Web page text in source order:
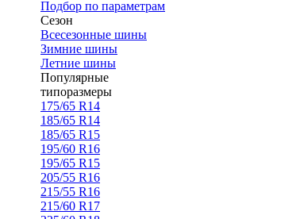
Подбор по параметрам
Сезон
Всесезонные шины
Зимние шины
Летние шины
Популярные
типоразмеры
175/65 R14
185/65 R14
185/65 R15
195/60 R16
195/65 R15
205/55 R16
215/55 R16
215/60 R17